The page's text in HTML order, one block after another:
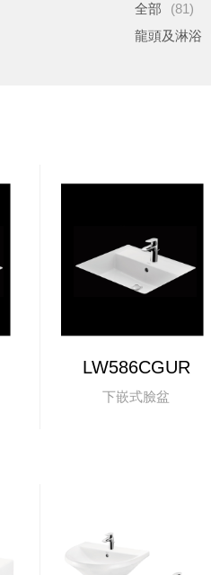
全部 (81)
龍頭及淋浴
LW586CGUR
下嵌式臉盆